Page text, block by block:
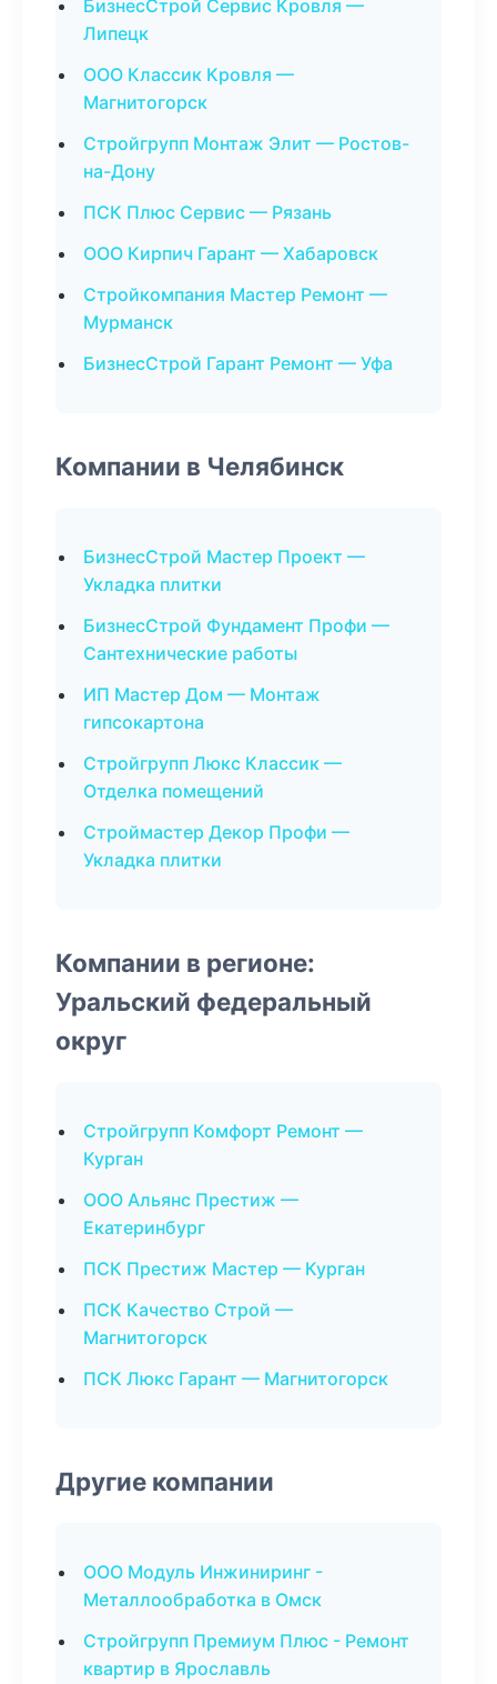
БизнесСтрой Сервис Кровля —
Липецк
ООО Классик Кровля —
Магнитогорск
Стройгрупп Монтаж Элит — Ростов-
на-Дону
ПСК Плюс Сервис — Рязань
ООО Кирпич Гарант — Хабаровск
Стройкомпания Мастер Ремонт —
Мурманск
БизнесСтрой Гарант Ремонт — Уфа
Компании в Челябинск
БизнесСтрой Мастер Проект —
Укладка плитки
БизнесСтрой Фундамент Профи —
Сантехнические работы
ИП Мастер Дом — Монтаж
гипсокартона
Стройгрупп Люкс Классик —
Отделка помещений
Строймастер Декор Профи —
Укладка плитки
Компании в регионе:
Уральский федеральный
округ
Стройгрупп Комфорт Ремонт —
Курган
ООО Альянс Престиж —
Екатеринбург
ПСК Престиж Мастер — Курган
ПСК Качество Строй —
Магнитогорск
ПСК Люкс Гарант — Магнитогорск
Другие компании
ООО Модуль Инжиниринг -
Металлообработка в Омск
Стройгрупп Премиум Плюс - Ремонт
квартир в Ярославль